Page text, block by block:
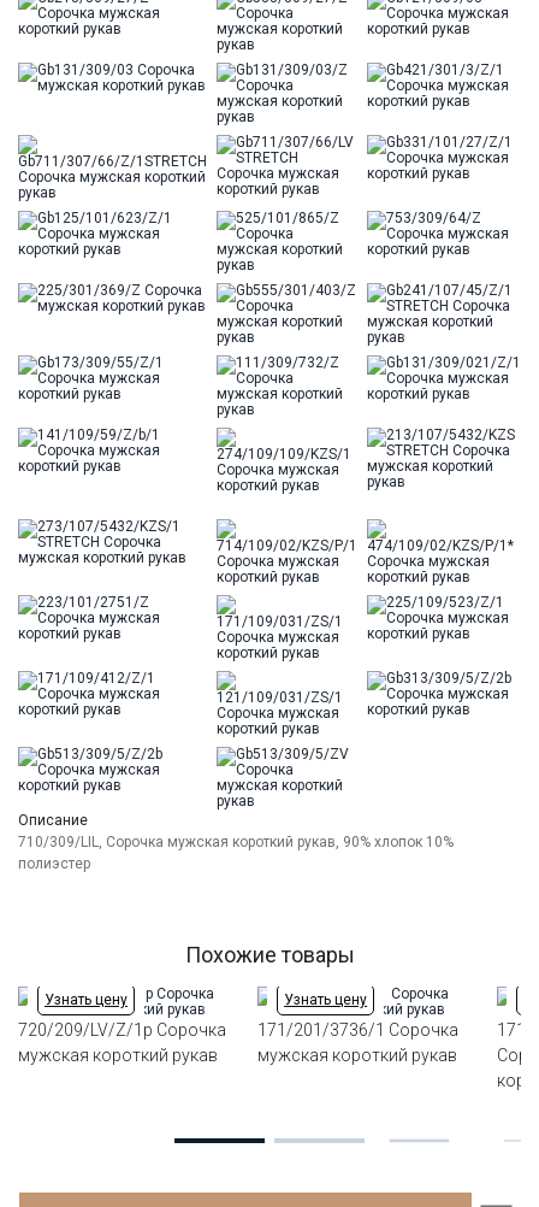
Описание
710/309/LIL, Сорочка мужская короткий рукав, 90% хлопок 10%
полиэстер
Похожие товары
Узнать цену
720/209/LV/Z/1p Сорочка
мужская короткий рукав
Узнать цену
171/201/3736/1 Сорочка
мужская короткий рукав
171/